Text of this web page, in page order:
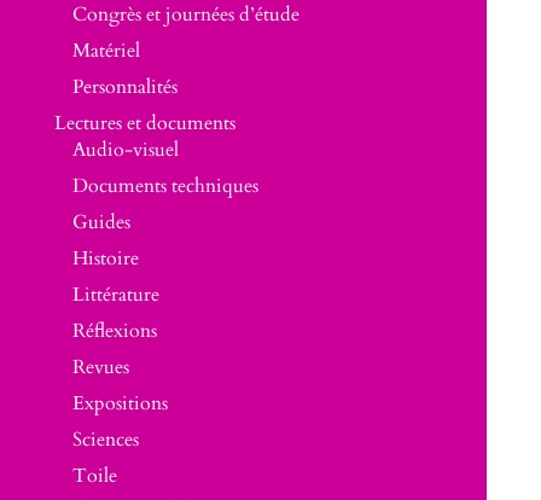
Congrès et journées d’étude
Matériel
Personnalités
Lectures et documents
Audio-visuel
Documents techniques
Guides
Histoire
Littérature
Réflexions
Revues
Expositions
Sciences
Toile